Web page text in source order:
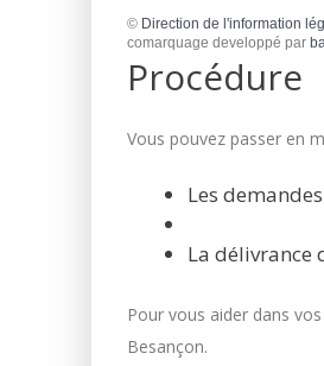
© Direction de l'information
comarquage developpé par
Procédure
Vous pouvez passer en
Les
La délivrance
Pour vous aider dans
Besançon.